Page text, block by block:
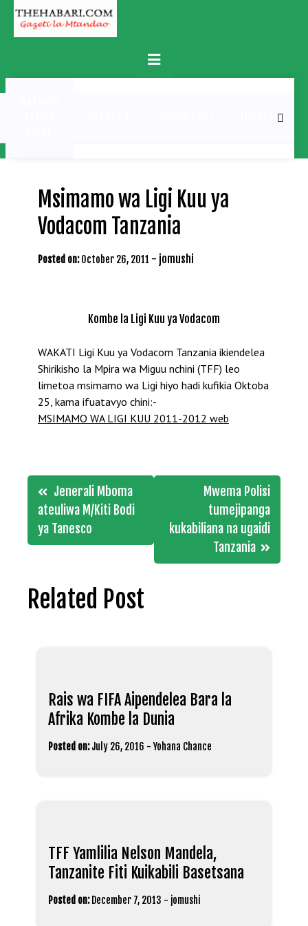
Skip
content
Primary
Menu
MICHEZO
Msimamo wa Ligi Kuu ya
Vodacom Tanzania
Posted on: October 26, 2011 - jomushi
Kombe la Ligi Kuu ya Vodacom
WAKATI Ligi Kuu ya Vodacom Tanzania ikiendelea
Shirikisho la Mpira wa Miguu nchini (TFF) leo
limetoa msimamo wa Ligi hiyo hadi kufikia Oktoba
25, kama ifuatavyo chini:-
MSIMAMO WA LIGI KUU 2011-2012 web
Post
navigation
Jenerali Mboma
ateuliwa M/Kiti Bodi
ya Tanesco
Mwema Polisi
tumejipanga
kukabiliana na ugaidi
Tanzania
Related Post
Rais wa FIFA Aipendelea Bara la
Afrika Kombe la Dunia
Posted on: July 26, 2016 -Yohana Chance
TFF Yamlilia Nelson Mandela,
Tanzanite Fiti Kuikabili Basetsana
Posted on: December 7, 2013 - jomushi